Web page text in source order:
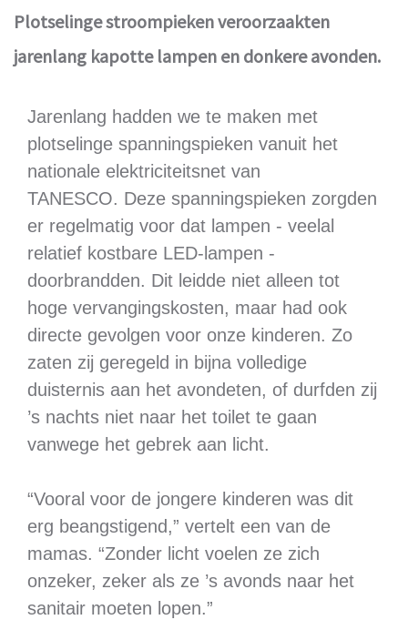
Plotselinge stroompieken veroorzaakten
jarenlang kapotte lampen en donkere avonden.
Jarenlang hadden we te maken met
plotselinge spanningspieken vanuit het
nationale elektriciteitsnet van
TANESCO. Deze spanningspieken zorgden
er regelmatig voor dat lampen - veelal
relatief kostbare LED-lampen -
doorbrandden. Dit leidde niet alleen tot
hoge vervangingskosten, maar had ook
directe gevolgen voor onze kinderen. Zo
zaten zij geregeld in bijna volledige
duisternis aan het avondeten, of durfden zij
’s nachts niet naar het toilet te gaan
vanwege het gebrek aan licht.
“Vooral voor de jongere kinderen was dit
erg beangstigend,” vertelt een van de
mamas. “Zonder licht voelen ze zich
onzeker, zeker als ze ’s avonds naar het
sanitair moeten lopen.”